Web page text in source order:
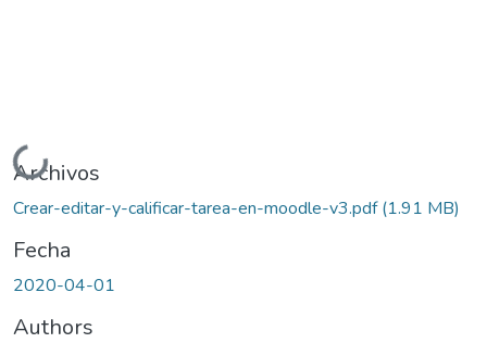
Cargando...
Archivos
Crear-editar-y-calificar-tarea-en-moodle-v3.pdf(1.91 MB)
Fecha
2020-04-01
Authors